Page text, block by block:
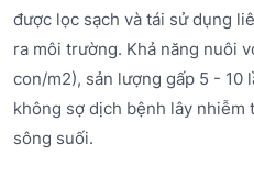
được lọc sạch và tái sử dụng
ra môi trường. Khả năng nuôi
con/m2), sản lượng gấp 5 - 10
không sợ dịch bệnh lây
sông suối.